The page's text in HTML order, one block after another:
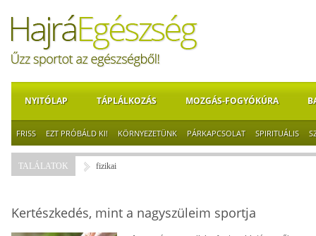
NYITÓLAP TÁPLÁLKOZÁS MOZGÁS-FOGYÓKÚRA
FRISS EZT PRÓBÁLD KI! KÖRNYEZETÜNK PÁRKAPCSOLAT SPIRITUÁLIS
TALÁLATOK fizikai
Kertészkedés, mint a nagyszüleim sportja